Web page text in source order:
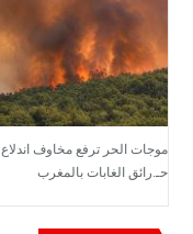
موجات الحر ترفع مخاوف اندلاع
حـ.رائق الغابات بالمغرب